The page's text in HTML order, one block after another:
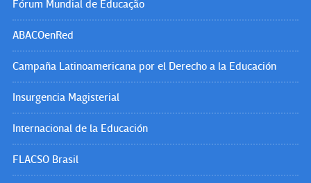
Fórum Mundial de Educação
ABACOenRed
Campaña Latinoamericana por el Derecho a la Educación
Insurgencia Magisterial
Internacional de la Educación
FLACSO Brasil